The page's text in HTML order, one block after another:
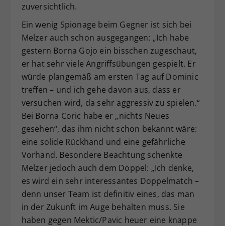
zuversichtlich.
Ein wenig Spionage beim Gegner ist sich bei
Melzer auch schon ausgegangen: „Ich habe
gestern Borna Gojo ein bisschen zugeschaut,
er hat sehr viele Angriffsübungen gespielt. Er
würde plangemäß am ersten Tag auf Dominic
treffen – und ich gehe davon aus, dass er
versuchen wird, da sehr aggressiv zu spielen.“
Bei Borna Coric habe er „nichts Neues
gesehen“, das ihm nicht schon bekannt wäre:
eine solide Rückhand und eine gefährliche
Vorhand. Besondere Beachtung schenkte
Melzer jedoch auch dem Doppel: „Ich denke,
es wird ein sehr interessantes Doppelmatch –
denn unser Team ist definitiv eines, das man
in der Zukunft im Auge behalten muss. Sie
haben gegen Mektic/Pavic heuer eine knappe